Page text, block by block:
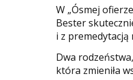
W „Ósmej
Bester
i z premedytacją
Dwa
która zmieniła